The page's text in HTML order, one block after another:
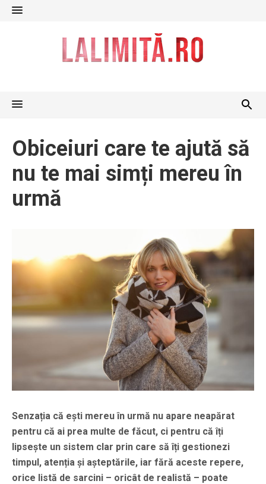
Skip
Obiceiuri care te ajută să
nu te mai simți mereu în
urmă
Senzația că ești mereu în urmă nu apare neapărat
pentru că ai prea multe de făcut, ci pentru că îți
lipsește un sistem clar prin care să îți gestionezi
timpul, atenția și așteptările, iar fără aceste repere,
orice listă de sarcini – oricât de realistă – poate